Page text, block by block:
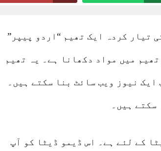
Lahore 09 August 2026
تیار کردہ ایک تھیم “اردو پیپر”
میں مواد دکھانا ہے۔ یہ تھیم
نیوز ویب سائٹ بنا سکتے ہیں۔
ہیں۔
کے لئے ہے۔ اس ڈیمو ڈیٹا کو آپ